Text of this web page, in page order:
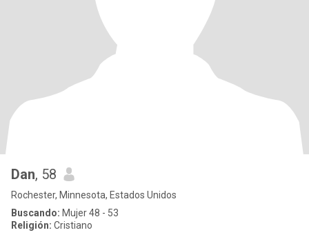
Dan, 58
Rochester, Minnesota, Estados Unidos
Buscando: Mujer 48 - 53
Religión: Cristiano